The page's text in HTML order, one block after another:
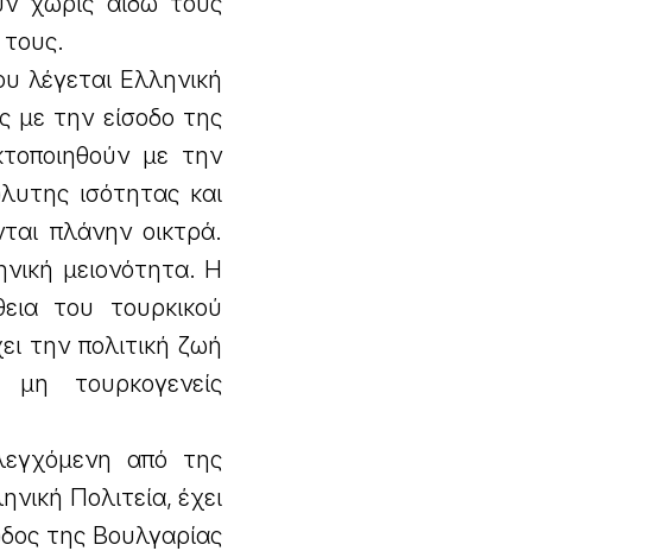
λέγεται Ελληνική
με την είσοδο της
με την
ισότητας και
πλάνην οικτρά.
μειονότητα. Η
του τουρκικού
την πολιτική ζωή
τουρκογενείς
από της
Πολιτεία, έχει
της Βουλγαρίας